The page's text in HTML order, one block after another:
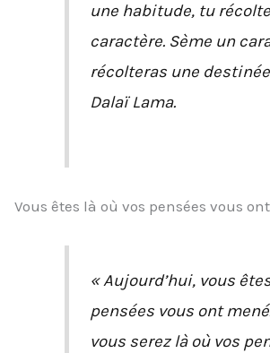
une habitude, tu
caractère. Sème un
récolteras une
Dalaï Lama.
Vous êtes là où vos pensées vous
« Aujourd’hui, vous
pensées vous ont
vous serez là où vos